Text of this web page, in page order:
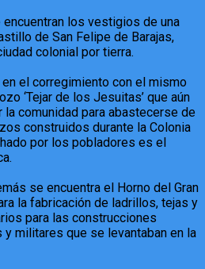
encuentran los vestigios de una
de San Felipe de Barajas,
colonial por tierra.
el corregimiento con el mismo
‘Tejar de los Jesuitas’ que aún
comunidad para abastecerse de
construidos durante la Colonia
por los pobladores es el
se encuentra el Horno del Gran
la fabricación de ladrillos, tejas y
para las construcciones
militares que se levantaban en la